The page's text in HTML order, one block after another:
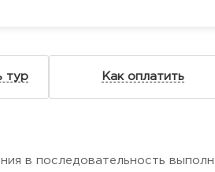
тур Как оплатить
в последовательность